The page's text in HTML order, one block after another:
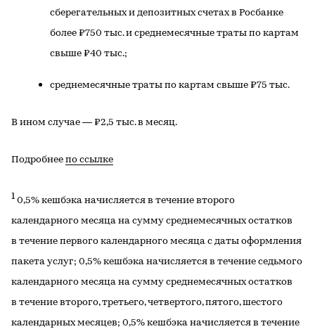
сберегательных и депозитных счетах в Росбанке
более ₽750 тыс. и среднемесячные траты по картам
свыше ₽40 тыс.;
среднемесячные траты по картам свыше ₽75 тыс.
В ином случае — ₽2,5 тыс. в месяц.
Подробнее по ссылке
1 0,5% кешбэка начисляется в течение второго
календарного месяца на сумму среднемесячных остатков
в течение первого календарного месяца с даты оформления
пакета услуг; 0,5% кешбэка начисляется в течение седьмого
календарного месяца на сумму среднемесячных остатков
в течение второго, третьего, четвертого, пятого, шестого
календарных месяцев; 0,5% кешбэка начисляется в течение